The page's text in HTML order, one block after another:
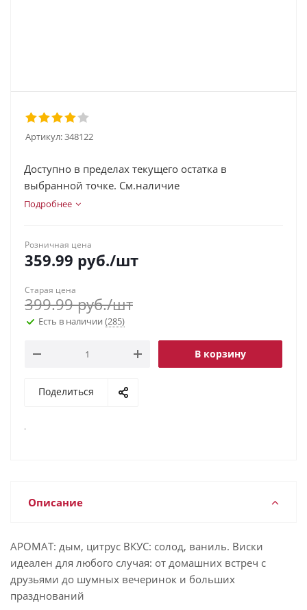
Артикул:348122
Доступно в пределах текущего остатка в
выбранной точке. См.наличие
Подробнее
Розничная цена
359.99 руб./шт
Старая цена
399.99руб./шт
Есть в наличии (285)
В корзину
Поделиться
.
Описание
АРОМАТ: дым, цитрус ВКУС: солод, ваниль. Виски
идеален для любого случая: от домашних встреч с
друзьями до шумных вечеринок и больших
празднований